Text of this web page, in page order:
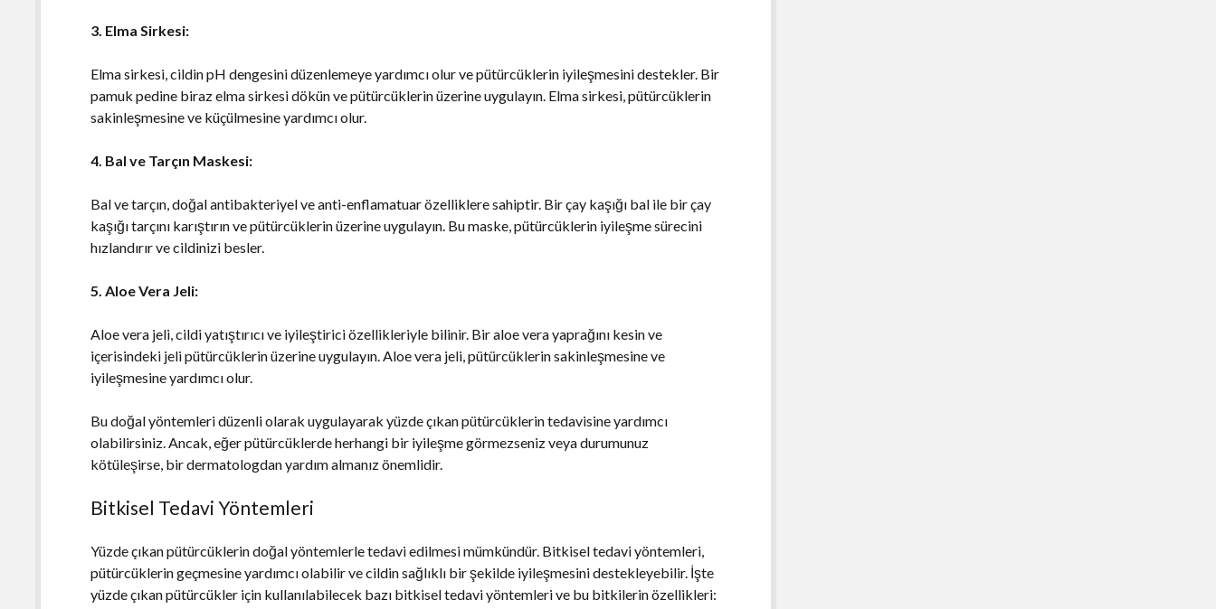
3. Elma Sirkesi:
Elma sirkesi, cildin pH dengesini düzenlemeye yardımcı olur ve pütürcüklerin iyileşmesini destekler. Bir
pamuk pedine biraz elma sirkesi dökün ve pütürcüklerin üzerine uygulayın. Elma sirkesi, pütürcüklerin
sakinleşmesine ve küçülmesine yardımcı olur.
4. Bal ve Tarçın Maskesi:
Bal ve tarçın, doğal antibakteriyel ve anti-enflamatuar özelliklere sahiptir. Bir çay kaşığı bal ile bir çay
kaşığı tarçını karıştırın ve pütürcüklerin üzerine uygulayın. Bu maske, pütürcüklerin iyileşme sürecini
hızlandırır ve cildinizi besler.
5. Aloe Vera Jeli:
Aloe vera jeli, cildi yatıştırıcı ve iyileştirici özellikleriyle bilinir. Bir aloe vera yaprağını kesin ve
içerisindeki jeli pütürcüklerin üzerine uygulayın. Aloe vera jeli, pütürcüklerin sakinleşmesine ve
iyileşmesine yardımcı olur.
Bu doğal yöntemleri düzenli olarak uygulayarak yüzde çıkan pütürcüklerin tedavisine yardımcı
olabilirsiniz. Ancak, eğer pütürcüklerde herhangi bir iyileşme görmezseniz veya durumunuz
kötüleşirse, bir dermatologdan yardım almanız önemlidir.
Bitkisel Tedavi Yöntemleri
Yüzde çıkan pütürcüklerin doğal yöntemlerle tedavi edilmesi mümkündür. Bitkisel tedavi yöntemleri,
pütürcüklerin geçmesine yardımcı olabilir ve cildin sağlıklı bir şekilde iyileşmesini destekleyebilir. İşte
yüzde çıkan pütürcükler için kullanılabilecek bazı bitkisel tedavi yöntemleri ve bu bitkilerin özellikleri: